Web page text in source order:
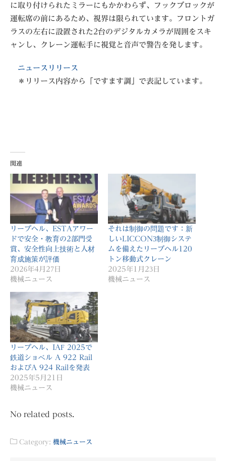
に取り付けられたミラーにもかかわらず、フックブロックが
運転席の前にあるため、視界は限られています。フロントガ
ラスの左右に設置された2台のデジタルカメラが周囲をスキ
ャンし、クレーン運転手に視覚と音声で警告を発します。
ニュースリリース
＊リリース内容から「ですます調」で表記しています。
関連
リープヘル、ESTAアワー
ドで安全・教育の2部門受
賞、安全性向上技術と人材
育成施策が評価
2026年4月27日
機械ニュース
それは制御の問題です：新
しいLICCON3制御システ
ムを備えたリーブヘル120
トン移動式クレーン
2025年1月23日
機械ニュース
リープヘル、IAF 2025で
鉄道ショベル A 922 Rail
およびA 924 Railを発表
2025年5月21日
機械ニュース
No related posts.
Category: 機械ニュース